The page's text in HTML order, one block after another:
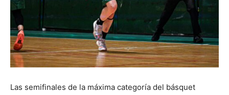
Las semifinales de la máxima categoría del básquet